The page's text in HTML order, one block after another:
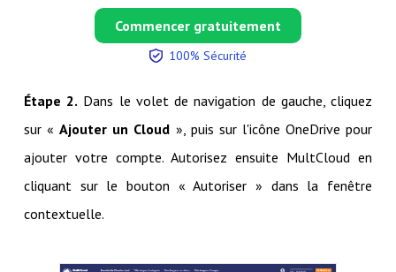
Commencer gratuitement
100% Sécurité
Étape 2. Dans le volet de navigation de gauche, cliquez
sur «Ajouter un Cloud », puis sur l'icône OneDrive pour
ajouter votre compte. Autorisez ensuite MultCloud en
cliquant sur le bouton « Autoriser » dans la fenêtre
contextuelle.